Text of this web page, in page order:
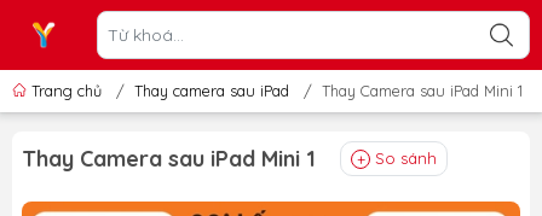
Trang chủ / Thay camera sau iPad / Thay Camera sau iPad Mini 1
Thay Camera sau iPad Mini 1 So sánh